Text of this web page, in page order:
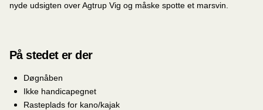
nyde udsigten over Agtrup Vig og måske spotte et marsvin.
På stedet er der
Døgnåben
Ikke handicapegnet
Rasteplads for kano/kajak